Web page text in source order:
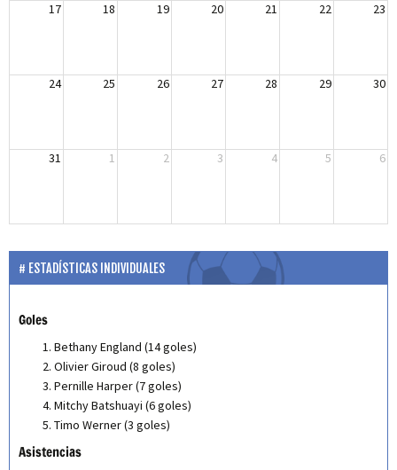
17 18 19 20 21 22 23
24 25 26 27 28 29 30
31 1 2 3 4 5 6
ESTADÍSTICAS INDIVIDUALES
Goles
Bethany England (14 goles)
Olivier Giroud (8 goles)
Pernille Harper (7 goles)
Mitchy Batshuayi (6 goles)
Timo Werner (3 goles)
Asistencias